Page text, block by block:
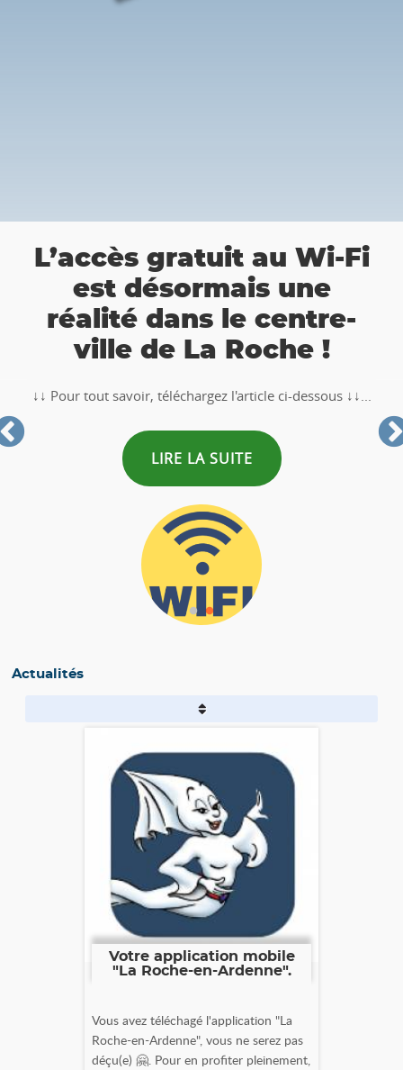
L’accès gratuit au Wi-Fi
est désormais une
réalité dans le centre-
ville de La Roche !
↓↓ Pour tout savoir, téléchargez l'article ci-dessous ↓↓...
LIRE LA SUITE
Actualités
Votre application mobile
"La Roche-en-Ardenne".
Vous avez téléchagé l'application "La
Roche-en-Ardenne", vous ne serez pas
déçu(e) 🤗. Pour en profiter pleinement,